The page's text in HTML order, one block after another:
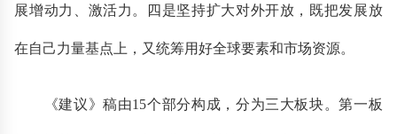
展增动力、激活力。四是坚持扩大对外开放，既把发展放
在自己力量基点上，又统筹用好全球要素和市场资源。
《建议》稿由15个部分构成，分为三大板块。第一板